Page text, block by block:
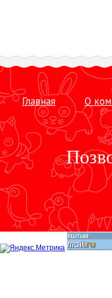
Главная О